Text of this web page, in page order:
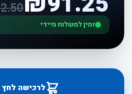
זמין למשלוח מיידי
לרכישה לחץ